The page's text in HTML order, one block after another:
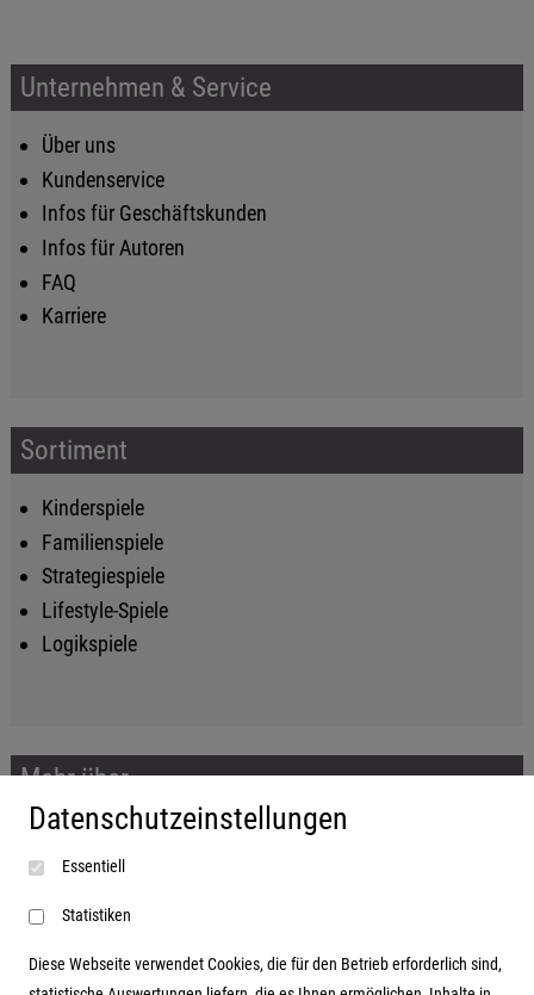
Unternehmen & Service
Über uns
Kundenservice
Infos für Geschäftskunden
Infos für Autoren
FAQ
Karriere
Sortiment
Kinderspiele
Familienspiele
Strategiespiele
Lifestyle-Spiele
Logikspiele
Mehr über...
Impressum
AGB
Datenschutzerklärung
Datenschutzeinstellungen
Essentiell
Statistiken
Diese Webseite verwendet Cookies, die für den Betrieb erforderlich sind,